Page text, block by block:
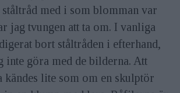
med i som blomman var
jag tvungen att ta om. I vanliga
bort ståltråden i efterhand,
inte göra med de bilderna. Att
lite som om en skulptör